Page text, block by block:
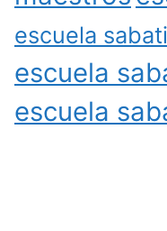
escuela
escuela
escuela